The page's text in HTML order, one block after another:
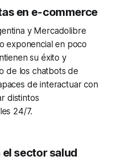
en e-commerce
y Mercadolibre
exponencial en poco
su éxito y
de los chatbots de
de interactuar con
distintos
24/7.
sector salud